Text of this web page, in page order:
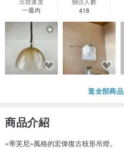
一週內
418
逛全部商品
商品介紹
«蒂芙尼»風格的宏偉復古枝形吊燈。